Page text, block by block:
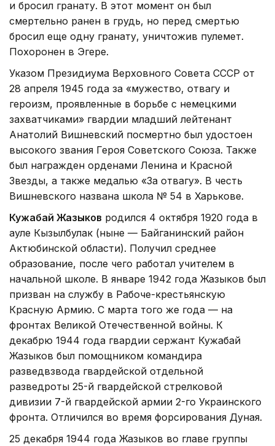
и бросил гранату. В этот момент он был
смертельно ранен в грудь, но перед смертью
бросил еще одну гранату, уничтожив пулемет.
Похоронен в Эгере.
Указом Президиума Верховного Совета СССР от
28 апреля 1945 года за «мужество, отвагу и
героизм, проявленные в борьбе с немецкими
захватчиками» гвардии младший лейтенант
Анатолий Вишневский посмертно был удостоен
высокого звания Героя Советского Союза. Также
был награжден орденами Ленина и Красной
Звезды, а также медалью «За отвагу». В честь
Вишневского названа школа № 54 в Харькове.
Кужабай Жазыков родился 4 октября 1920 года в
ауле Кызылбулак (ныне — Байганинский район
Актюбинской области). Получил среднее
образование, после чего работал учителем в
начальной школе. В январе 1942 года Жазыков был
призван на службу в Рабоче-крестьянскую
Красную Армию. С марта того же года — на
фронтах Великой Отечественной войны. К
декабрю 1944 года гвардии сержант Кужабай
Жазыков был помощником командира
разведвзвода гвардейской отдельной
разведроты 25-й гвардейской стрелковой
дивизии 7-й гвардейской армии 2-го Украинского
фронта. Отличился во время форсирования Дуная.
25 декабря 1944 года Жазыков во главе группы